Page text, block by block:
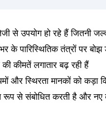
से उपयोग हो रहे हैं जितनी
के पारिस्थितिक तंत्रों पर बोझ
कीमतें लगातार बढ़ रही हैं
और स्थिरता मानकों को कड़ा
रूप से संबोधित करती है और नए